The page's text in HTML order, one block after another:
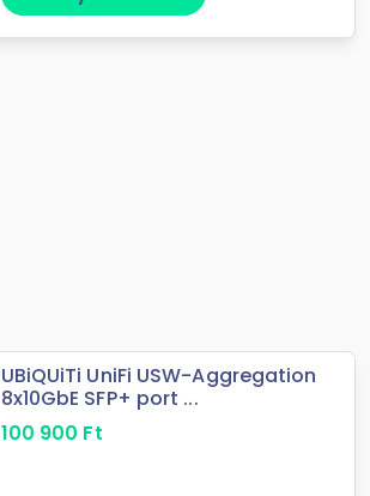
UBiQUiTi UniFi USW-Aggregation
8x10GbE SFP+ port ...
100 900 Ft